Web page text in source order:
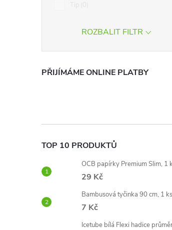
p
a
e
l
ROZBALIT FILTR
PŘIJÍMÁME ONLINE PLATBY
TOP 10 PRODUKTŮ
OCB papírky Premium Slim, 1
29 Kč
Bambusová tyčinka 90 cm, 1 ks
7 Kč
Icetube bílá Flexi hadice